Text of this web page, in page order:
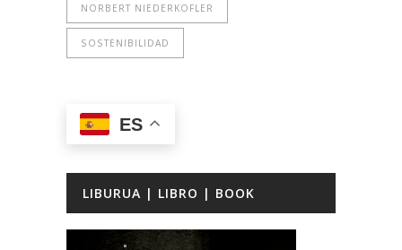
NORBERT NIEDERKOFLER
SOSTENIBILIDAD
ES
LIBURUA | LIBRO | BOOK